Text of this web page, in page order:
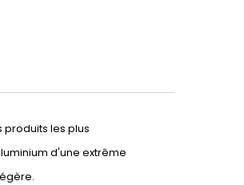
les plus
d'une extrême